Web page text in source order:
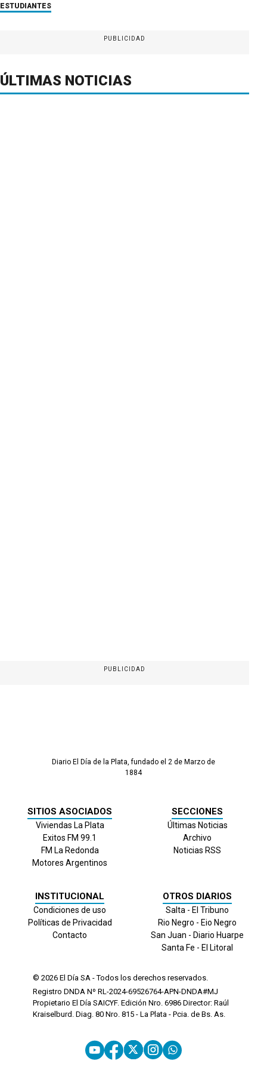
ESTUDIANTES
PUBLICIDAD
ÚLTIMAS NOTICIAS
PUBLICIDAD
Diario El Día de la Plata, fundado el 2 de Marzo de
1884
SITIOS ASOCIADOS
Viviendas La Plata
Exitos FM 99.1
FM La Redonda
Motores Argentinos
SECCIONES
Últimas Noticias
Archivo
Noticias RSS
INSTITUCIONAL
Condiciones de uso
Políticas de Privacidad
Contacto
OTROS DIARIOS
Salta - El Tribuno
Rio Negro - Eio Negro
San Juan - Diario Huarpe
Santa Fe - El Litoral
© 2026 El Día SA - Todos los derechos reservados.
Registro DNDA Nº RL-2024-69526764-APN-DNDA#MJ
Propietario El Día SAICYF. Edición Nro. 6986 Director: Raúl
Kraiselburd. Diag. 80 Nro. 815 - La Plata - Pcia. de Bs. As.